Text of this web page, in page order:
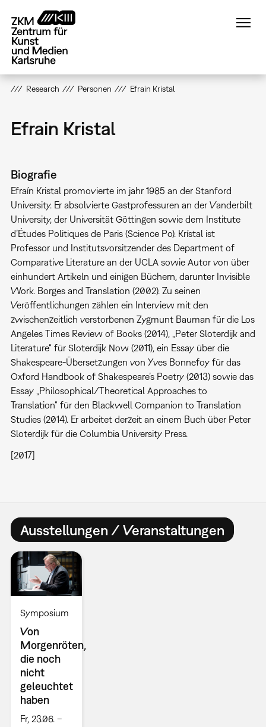
zum
Inhalt
Research Personen Efrain Kristal
Efrain Kristal
Biografie
Efraín Kristal promovierte im jahr 1985 an der Stanford
University. Er absolvierte Gastprofessuren an der Vanderbilt
University, der Universität Göttingen sowie dem Institute
d’Études Politiques de Paris (Science Po). Krístal ist
Professor und Institutsvorsitzender des Department of
Comparative Literature an der UCLA sowie Autor von über
einhundert Artikeln und einigen Büchern, darunter Invisible
Work. Borges and Translation (2002). Zu seinen
Veröffentlichungen zählen ein Interview mit den
zwischenzeitlich verstorbenen Zygmunt Bauman für die Los
Angeles Times Review of Books (2014), „Peter Sloterdijk and
Literature“ für Sloterdijk Now (2011), ein Essay über die
Shakespeare-Übersetzungen von Yves Bonnefoy für das
Oxford Handbook of Shakespeare’s Poetry (2013) sowie das
Essay „Philosophical/Theoretical Approaches to
Translation“ für den Blackwell Companion to Translation
Studies (2014). Er arbeitet derzeit an einem Buch über Peter
Sloterdijk für die Columbia University Press.
[2017]
Ausstellungen / Veranstaltungen
Symposium
Von
Morgenröten,
die noch
nicht
geleuchtet
haben
Fr, 23.06. –